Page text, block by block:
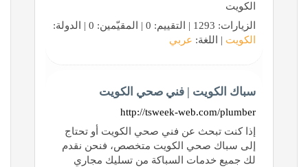
الكويت
الزيارات: 1293 | التقييم: 0 | المقيّمين: 0 | الدولة:
الكويت | اللغة: عربي
سباك الكويت | فني صحي الكويت
http://tsweek-web.com/plumber
إذا كنت تبحث عن فني صحي الكويت أو تحتاج
إلى سباك صحي الكويت متخصص، فنحن نقدم
لك جميع خدمات السباكة من تسليك مجاري